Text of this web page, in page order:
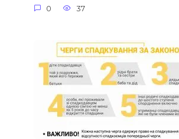
0 37